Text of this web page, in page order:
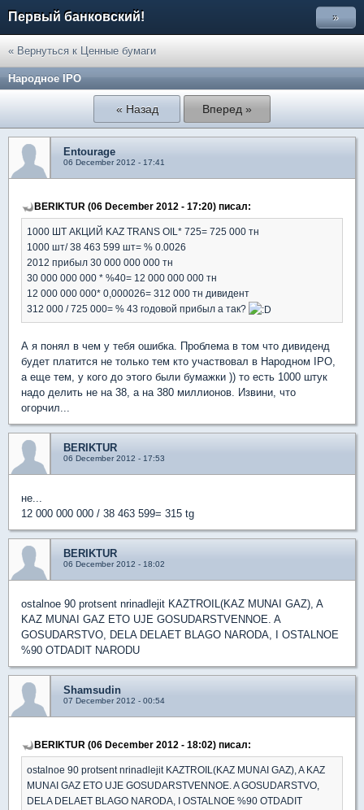
Первый банковский! »
« Вернуться к Ценные бумаги
Народное IPO
« Назад Вперед »
Entourage
06 December 2012 - 17:41
BERIKTUR (06 December 2012 - 17:20) писал:
1000 ШТ АКЦИЙ KAZ TRANS OIL* 725= 725 000 тн
1000 шт/ 38 463 599 шт= % 0.0026
2012 прибыл 30 000 000 000 тн
30 000 000 000 * %40= 12 000 000 000 тн
12 000 000 000* 0,000026= 312 000 тн дивидент
312 000 / 725 000= % 43 годовой прибыл а так?
А я понял в чем у тебя ошибка. Проблема в том что дивиденд
будет платится не только тем кто участвовал в Народном IPO,
а еще тем, у кого до этого были бумажки )) то есть 1000 штук
надо делить не на 38, а на 380 миллионов. Извини, что
огорчил...
BERIKTUR
06 December 2012 - 17:53
не...
12 000 000 000 / 38 463 599= 315 tg
BERIKTUR
06 December 2012 - 18:02
ostalnoe 90 protsent nrinadlejit KAZTROIL(KAZ MUNAI GAZ), A
KAZ MUNAI GAZ ETO UJE GOSUDARSTVENNOE. A
GOSUDARSTVO, DELA DELAET BLAGO NARODA, I OSTALNOE
%90 OTDADIT NARODU
Shamsudin
07 December 2012 - 00:54
BERIKTUR (06 December 2012 - 18:02) писал:
ostalnoe 90 protsent nrinadlejit KAZTROIL(KAZ MUNAI GAZ), A KAZ
MUNAI GAZ ETO UJE GOSUDARSTVENNOE. A GOSUDARSTVO,
DELA DELAET BLAGO NARODA, I OSTALNOE %90 OTDADIT